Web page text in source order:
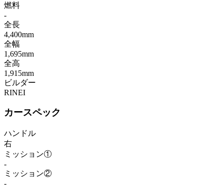
燃料
-
全長
4,400mm
全幅
1,695mm
全高
1,915mm
ビルダー
RINEI
カースペック
ハンドル
右
ミッション①
-
ミッション②
-